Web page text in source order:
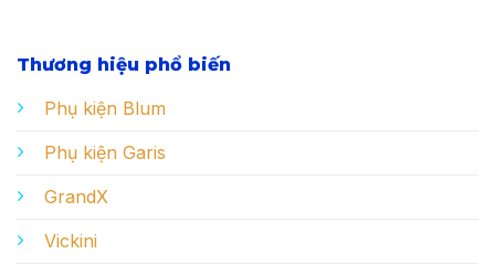
Thương hiệu phổ biến
Phụ kiện Blum
Phụ kiện Garis
GrandX
Vickini